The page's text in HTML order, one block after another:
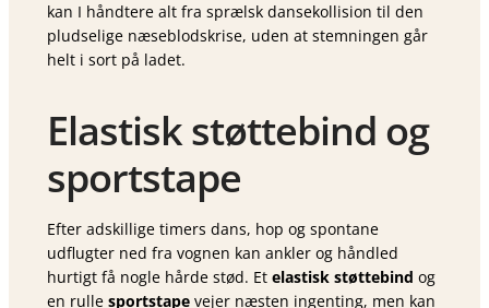
kan I håndtere alt fra sprælsk dansekollision til den
pludselige næseblodskrise, uden at stemningen går
helt i sort på ladet.
Elastisk støttebind og
sportstape
Efter adskillige timers dans, hop og spontane
udflugter ned fra vognen kan ankler og håndled
hurtigt få nogle hårde stød. Et elastisk støttebind og
en rulle sportstape vejer næsten ingenting, men kan